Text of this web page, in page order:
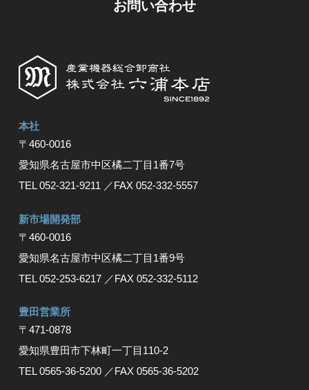
お問い合わせ
本社
〒460-0016
愛知県名古屋市中区橘⼆丁⽬1番7号
TEL 052-321-9211 ／FAX 052-332-5557
新市場開発部
〒460-0016
愛知県名古屋市中区橘二丁目1番9号
TEL 052-253-6217 ／FAX 052-332-5112
豊⽥営業所
〒471-0878
愛知県豊⽥市下林町⼀丁⽬110-2
TEL 0565-36-5200 ／FAX 0565-36-5202